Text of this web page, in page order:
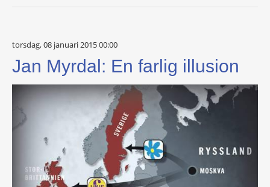
torsdag, 08 januari 2015 00:00
Jan Myrdal: En farlig illusion